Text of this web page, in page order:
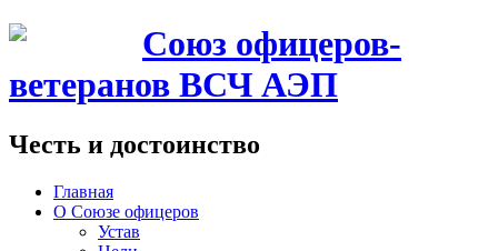
Союз офицеров-
ветеранов ВСЧ АЭП
Честь и достоинство
Главная
О Союзе офицеров
Устав